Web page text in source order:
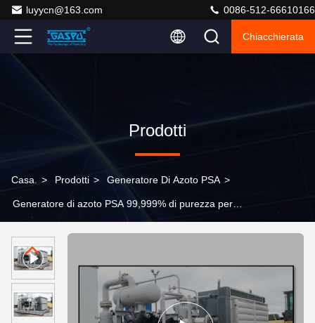
luyycn@163.com 0086-512-66610166
Chiacchierata
Prodotti
Casa. > Prodotti > Generatore Di Azoto PSA >
Generatore di azoto PSA 99,999% di purezza per